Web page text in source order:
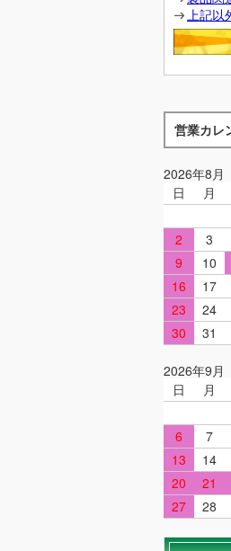
上記以
営業カレ
2026年8月
日
月
2
3
9
10
16
17
23
24
30
31
2026年9月
日
月
6
7
13
14
20
21
27
28